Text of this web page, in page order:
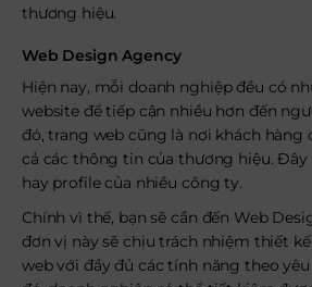
thương hiệu.
Web Design Agency
Hiện nay, mỗi doanh nghiệp đều có
website để tiếp cận nhiều hơn đến
đó, trang web cũng là nơi khách
cả các thông tin của thương hiệu.
hay profile của nhiều công ty.
Chính vì thế, bạn sẽ cần đến Web
đơn vị này sẽ chịu trách nhiệm thiết
web với đầy đủ các tính năng theo